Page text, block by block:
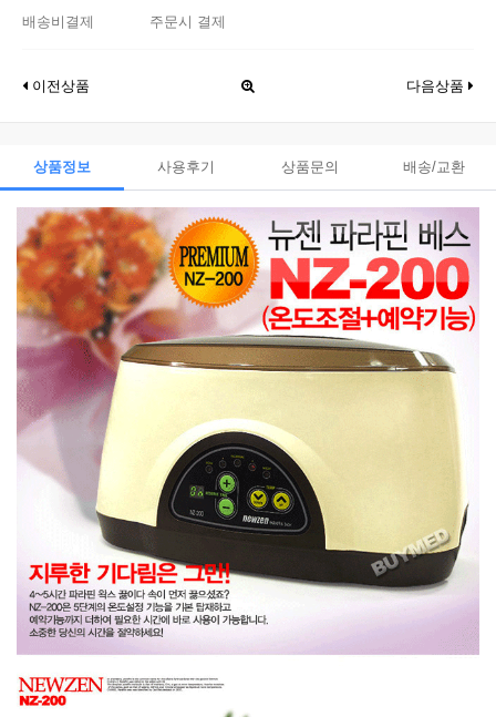
배송비결제
주문시 결제
이전상품 다음상품
상품정보 사용후기 상품문의 배송/교환